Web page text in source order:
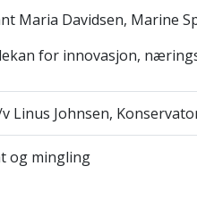
Maria Davidsen, Marine
for innovasjon,
Linus Johnsen,
og mingling